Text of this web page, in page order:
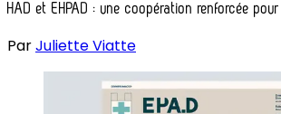
HAD et EHPAD : une coopération renforcée
ParJuliette Viatte